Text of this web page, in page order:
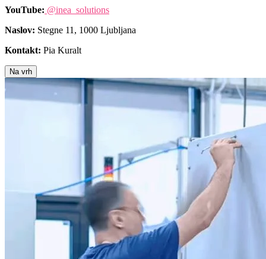
YouTube: @inea_solutions
Naslov: Stegne 11, 1000 Ljubljana
Kontakt: Pia Kuralt
Na vrh